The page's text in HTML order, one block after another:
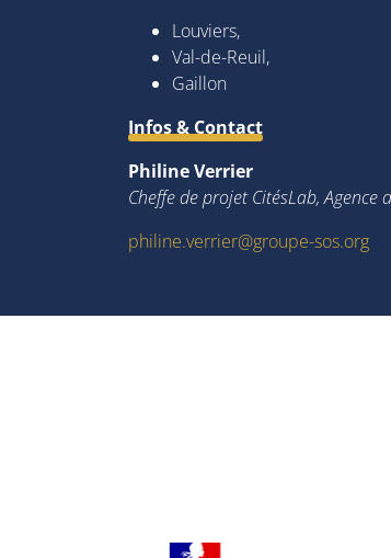
Louviers,
Val-de-Reuil,
Gaillon
Infos & Contact
Philine Verrier
Cheffe de projet CitésLab, Agence
philine.verrier@groupe-sos.org